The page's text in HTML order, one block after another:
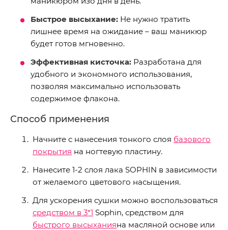
Быстрое высыхание: Не нужно тратить
лишнее время на ожидание – ваш маникюр
будет готов мгновенно.
Эффективная кисточка: Разработана для
удобного и экономного использования,
позволяя максимально использовать
содержимое флакона.
Способ применения
Начните с нанесения тонкого слоя базового
покрытия на ногтевую пластину.
Нанесите 1-2 слоя лака SOPHIN в зависимости
от желаемого цветового насыщения.
Для ускорения сушки можно воспользоваться
средством в 3*1 Sophin, средством для
быстрого высыханияна масляной основе или